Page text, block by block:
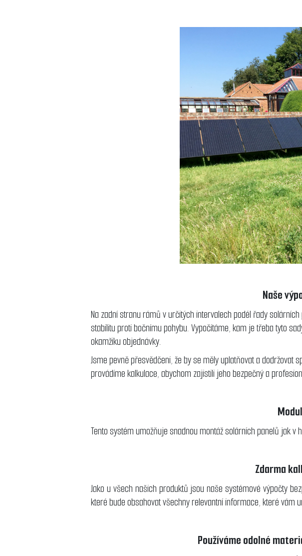
Naše
Na zadní stranu rámů v určitých intervalech podél řady
stabilitu proti bočnímu pohybu. Vypočítáme, kam je třeba tyto
okamžiku objednávky.
Jsme pevně přesvědčeni, že by se měly uplatňovat a dodržovat
provádíme kalkulace, abychom zajistili jeho bezpečný a
Tento systém umožňuje snadnou montáž solárních panelů jak v
Zdarma
Jako u všech našich produktů jsou naše systémové výpočty
které bude obsahovat všechny relevantní informace, které vám
Používáme odolné